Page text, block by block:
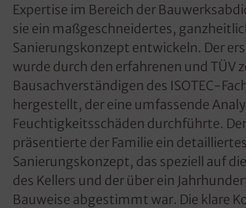
Expertise im Bereich der
sie ein maßgeschneidertes,
Sanierungskonzept entwickeln. Der
wurde durch den erfahrenen und TÜV
Bausachverständigen des ISOTEC-
hergestellt, der eine umfassende
Feuchtigkeitsschäden durchführte.
präsentierte der Familie ein
Sanierungskonzept, das speziell auf
des Kellers und der über ein
Bauweise abgestimmt war. Die klare